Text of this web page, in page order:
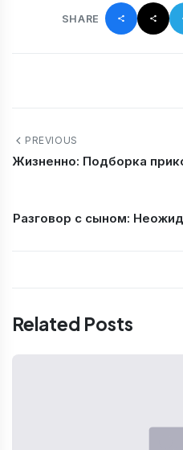
SHARE
PREVIOUS
Жизненно: Подборка
Разговор с сыном:
Related Posts